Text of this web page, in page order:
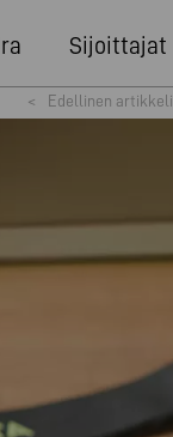
Sijoittajat
< Edellinen artikkeli